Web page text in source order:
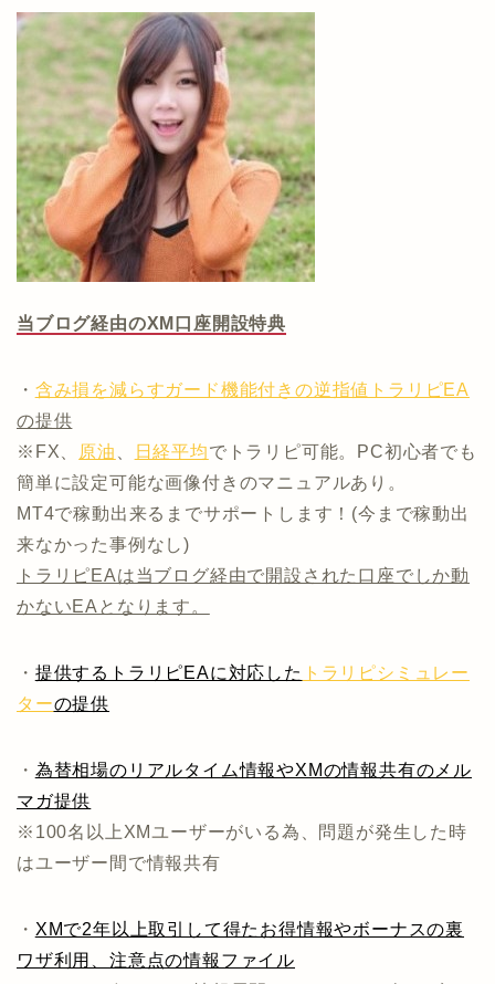
当ブログ経由のXM口座開設特典
・ 含み損を減らすガード機能付きの逆指値トラリピEA
の提供
※FX、
原油 日経平均でトラリピ可能。PC初心者でも
簡単に設定可能な画像付きのマニュアルあり。
MT4で稼動出来るまでサポートします！(今まで稼動出
来なかった事例なし)
トラリピEAは当ブログ経由で開設された口座でしか動
かないEAとなります。
・ 提供するトラリピEAに対応した トラリピシミュレー
ターの提供
・ 為替相場のリアルタイム情報やXMの情報共有のメル
マガ提供
※100名以上XMユーザーがいる為、問題が発生した時
はユーザー間で情報共有
・ XMで2年以上取引して得たお得情報やボーナスの裏
ワザ利用、注意点の情報ファイル